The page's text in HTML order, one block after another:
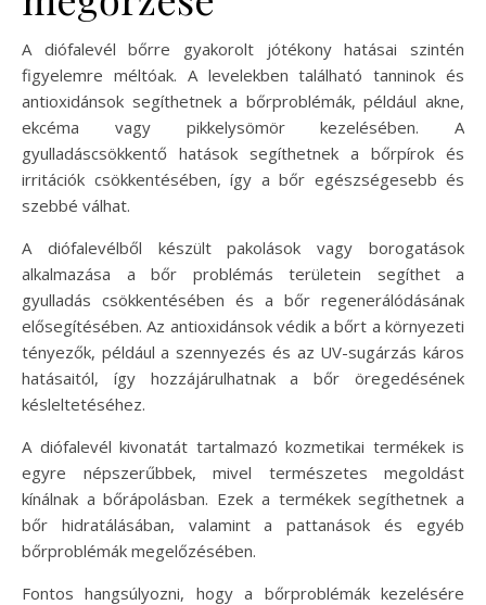
A diófalevél bőrre gyakorolt jótékony hatásai szintén
figyelemre méltóak. A levelekben található tanninok és
antioxidánsok segíthetnek a bőrproblémák, például akne,
ekcéma vagy pikkelysömör kezelésében. A
gyulladáscsökkentő hatások segíthetnek a bőrpírok és
irritációk csökkentésében, így a bőr egészségesebb és
szebbé válhat.
A diófalevélből készült pakolások vagy borogatások
alkalmazása a bőr problémás területein segíthet a
gyulladás csökkentésében és a bőr regenerálódásának
elősegítésében. Az antioxidánsok védik a bőrt a környezeti
tényezők, például a szennyezés és az UV-sugárzás káros
hatásaitól, így hozzájárulhatnak a bőr öregedésének
késleltetéséhez.
A diófalevél kivonatát tartalmazó kozmetikai termékek is
egyre népszerűbbek, mivel természetes megoldást
kínálnak a bőrápolásban. Ezek a termékek segíthetnek a
bőr hidratálásában, valamint a pattanások és egyéb
bőrproblémák megelőzésében.
Fontos hangsúlyozni, hogy a bőrproblémák kezelésére